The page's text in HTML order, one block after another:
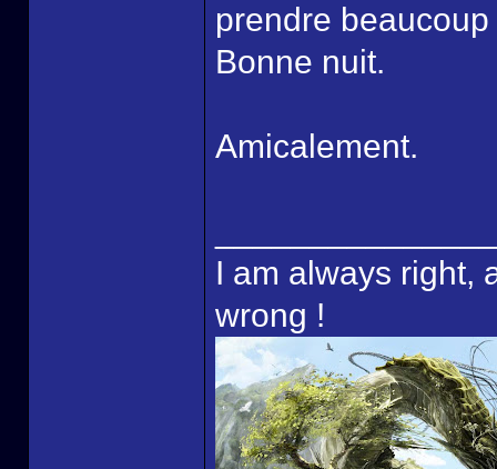
prendre
Bonne nuit.
Amicalement.
I am always right,
wrong !